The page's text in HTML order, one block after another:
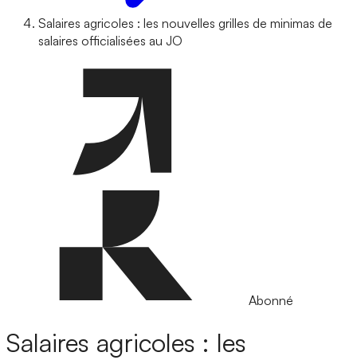
Salaires agricoles : les nouvelles grilles de minimas de
salaires officialisées au JO
Abonné
Salaires agricoles : les